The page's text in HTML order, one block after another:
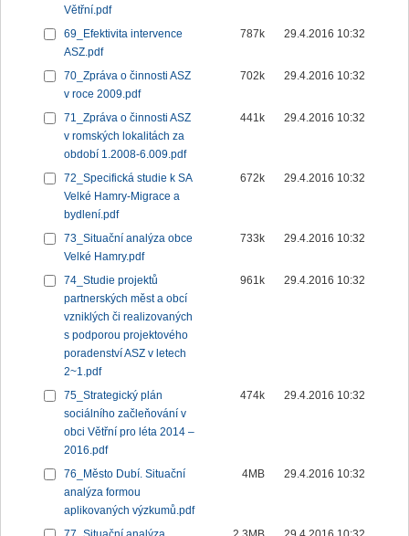
Větřní.pdf
69_Efektivita intervence
ASZ.pdf
787k 29.4.2016 10:32
70_Zpráva o činnosti ASZ
v roce 2009.pdf
702k 29.4.2016 10:32
71_Zpráva o činnosti ASZ
v romských lokalitách za
období 1.2008-6.009.pdf
441k 29.4.2016 10:32
72_Specifická studie k SA
Velké Hamry-Migrace a
bydlení.pdf
672k 29.4.2016 10:32
73_Situační analýza obce
Velké Hamry.pdf
733k 29.4.2016 10:32
74_Studie projektů
partnerských měst a obcí
vzniklých či realizovaných
s podporou projektového
poradenství ASZ v letech
2~1.pdf
961k 29.4.2016 10:32
75_Strategický plán
sociálního začleňování v
obci Větřní pro léta 2014 –
2016.pdf
474k 29.4.2016 10:32
76_Město Dubí. Situační
analýza formou
aplikovaných výzkumů.pdf
4MB 29.4.2016 10:32